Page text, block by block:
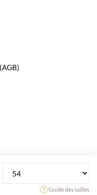
Guide des tailles
• Alle Preise verstehen